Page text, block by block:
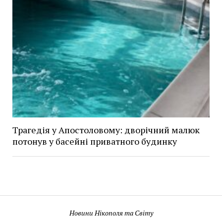
Трагедія у Апостоловому: дворічний малюк
потонув у басейні приватного будинку
Новини Нікополя та Світу